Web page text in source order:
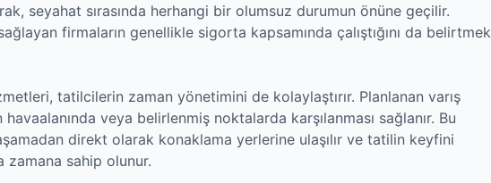
seyahat sırasında herhangi bir olumsuz durumun önüne geçilir.
firmaların genellikle sigorta kapsamında çalıştığını da belirtmek
tatilcilerin zaman yönetimini de kolaylaştırır. Planlanan varış
veya belirlenmiş noktalarda karşılanması sağlanır. Bu
direkt olarak konaklama yerlerine ulaşılır ve tatilin keyfini
zamana sahip olunur.